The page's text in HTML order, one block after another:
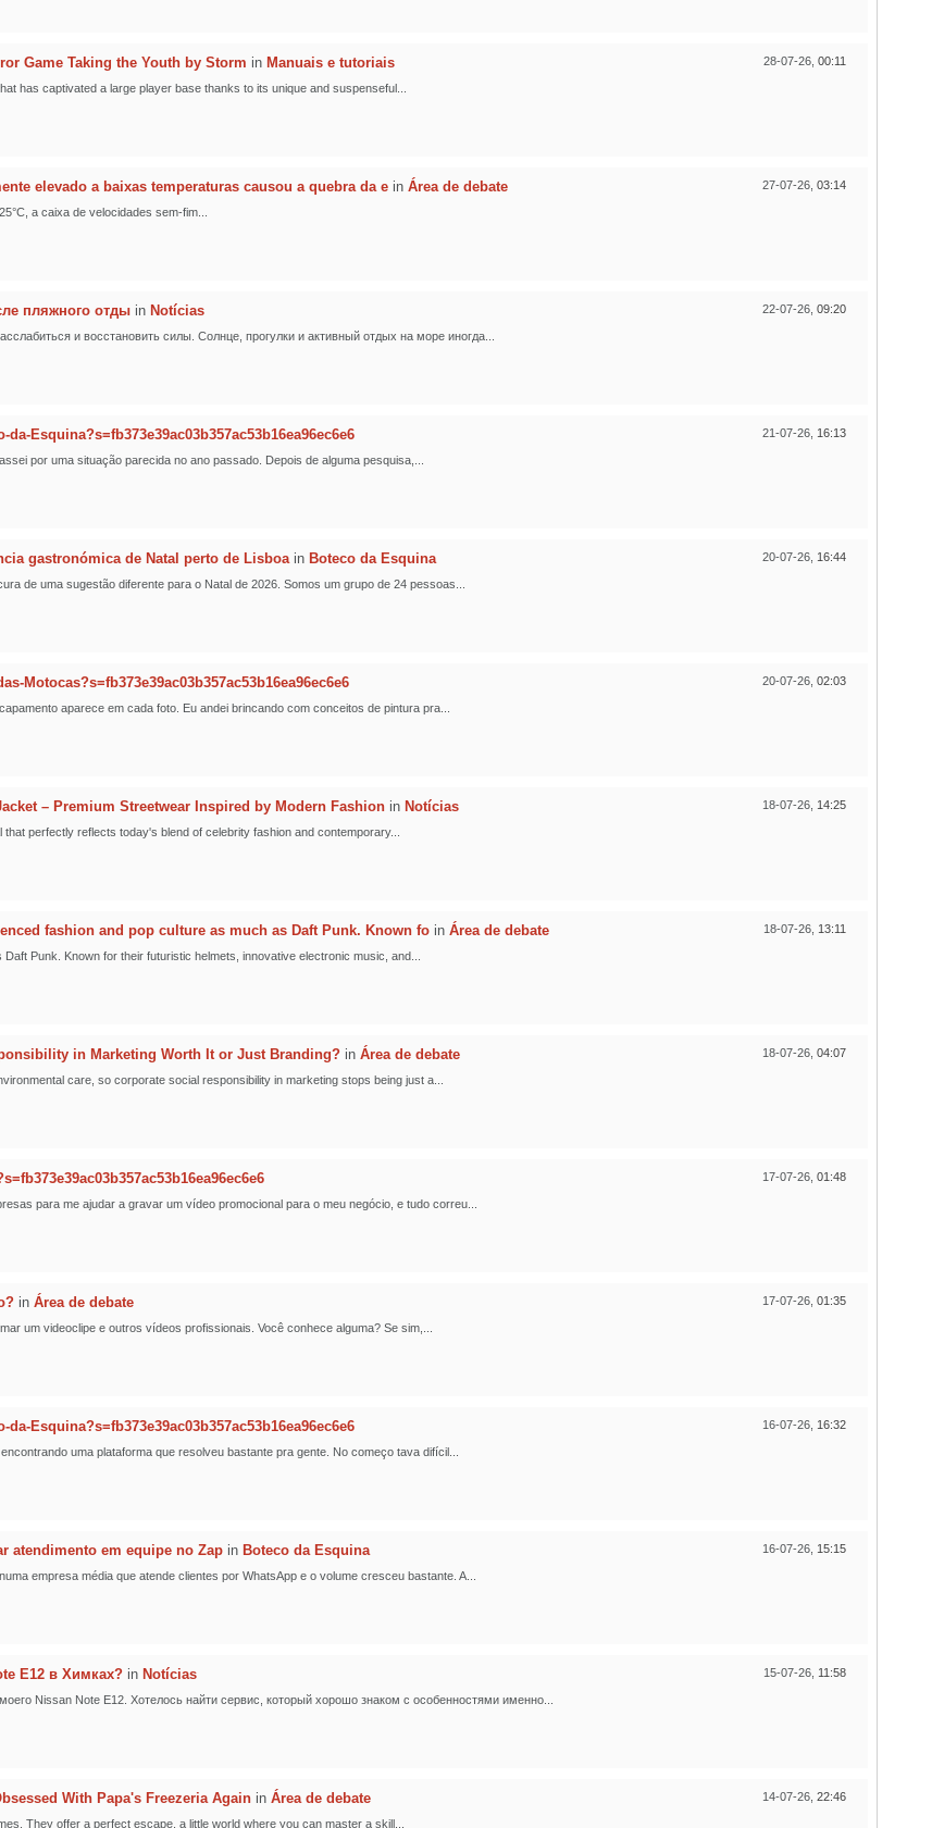
28-07-26, 00:11
Game Taking the Youth by Storm in Manuais e tutoriais
has captivated a large player base thanks to its unique and suspenseful...
27-07-26, 03:14
elevado a baixas temperaturas causou a quebra da e in Área de debate
a caixa de velocidades sem-fim...
22-07-26, 09:20
пляжного отды in Notícias
и восстановить силы. Солнце, прогулки и активный отдых на море иногда...
21-07-26, 16:13
da-Esquina?s=fb373e39ac03b357ac53b16ea96ec6e6
por uma situação parecida no ano passado. Depois de alguma pesquisa,...
20-07-26, 16:44
gastronómica de Natal perto de Lisboain Boteco da Esquina
de uma sugestão diferente para o Natal de 2026. Somos um grupo de 24 pessoas...
20-07-26, 02:03
Motocas?s=fb373e39ac03b357ac53b16ea96ec6e6
aparece em cada foto. Eu andei brincando com conceitos de pintura pra...
18-07-26, 14:25
– Premium Streetwear Inspired by Modern Fashion in Notícias
perfectly reflects today's blend of celebrity fashion and contemporary...
18-07-26, 13:11
fashion and pop culture as much as Daft Punk. Known fo in Área de debate
Punk. Known for their futuristic helmets, innovative electronic music, and...
18-07-26, 04:07
in Marketing Worth It or Just Branding? in Área de debate
care, so corporate social responsibility in marketing stops being just a...
17-07-26, 01:48
para me ajudar a gravar um vídeo promocional para o meu negócio, e tudo correu...
17-07-26, 01:35
in Área de debate
um videoclipe e outros vídeos profissionais. Você conhece alguma? Se sim,...
16-07-26, 16:32
da-Esquina?s=fb373e39ac03b357ac53b16ea96ec6e6
uma plataforma que resolveu bastante pra gente. No começo tava difícil...
16-07-26, 15:15
atendimento em equipe no Zap in Boteco da Esquina
empresa média que atende clientes por WhatsApp e o volume cresceu bastante. A...
15-07-26, 11:58
E12 в Химках? in Notícias
Nissan Note E12. Хотелось найти сервис, который хорошо знаком с особенностями именно...
14-07-26, 22:46
With Papa's Freezeria Again in Área de debate
They offer a perfect escape, a little world where you can master a skill...